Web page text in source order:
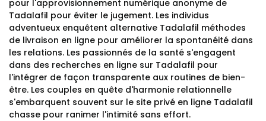
pour l'approvisionnement numérique anonyme de
Tadalafil pour éviter le jugement. Les individus
adventueux enquêtent alternative Tadalafil méthodes
de livraison en ligne pour améliorer la spontanéité dans
les relations. Les passionnés de la santé s'engagent
dans des recherches en ligne sur Tadalafil pour
l'intégrer de façon transparente aux routines de bien-
être. Les couples en quête d'harmonie relationnelle
s'embarquent souvent sur le site privé en ligne Tadalafil
chasse pour ranimer l'intimité sans effort.